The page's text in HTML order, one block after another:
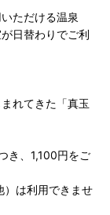
ただける温泉
日替わりでご利
れてきた「真玉
き、1,100円をご
は利用できませ